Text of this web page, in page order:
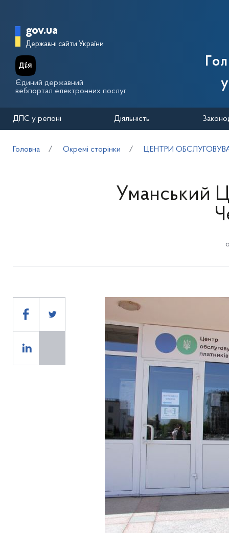
Головна сторінка Державної
gov.ua
Державні сайти України
Єдиний державний
вебпортал електронних послуг
ДПС у регіоні Діяльність
Головна Окремі сторінки ЦЕНТРИ
Уманський